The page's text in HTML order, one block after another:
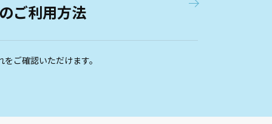
ご利用方法
ご確認いただけます。